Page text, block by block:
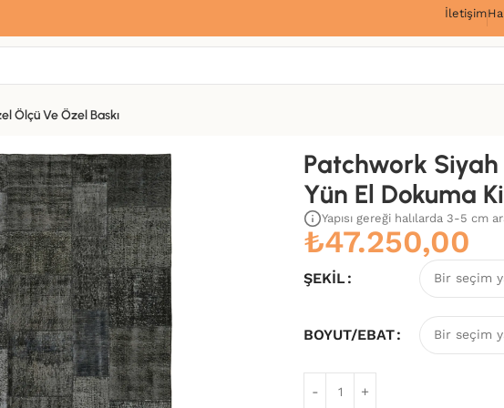
özel hoş geldin hediyemiz var!
Hemen üye ol, ilk siparişinde%10 indirimfırsatını yakala.
İletişim
Ölçü Ve Özel Baskı
Patchwork
Yün El Dokuma
Yapısı gereği halılarda 3-5 cm
₺47.250,00
ŞEKIL
BOYUT/EBAT